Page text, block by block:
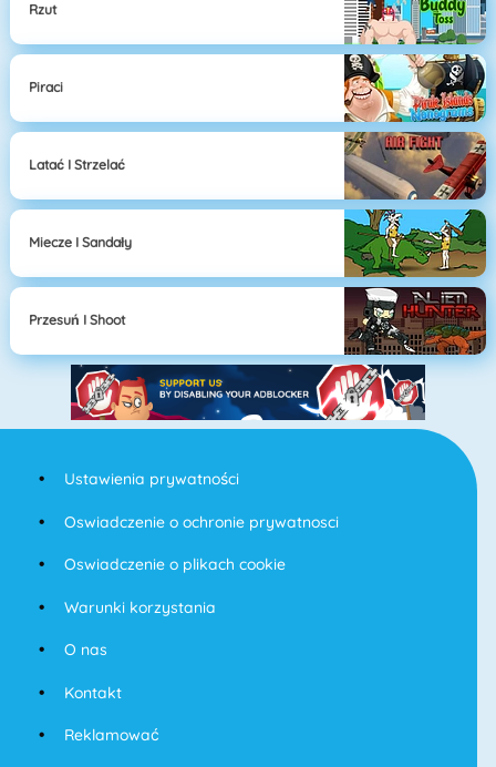
Rzut
Piraci
Latać I Strzelać
Miecze I Sandały
Przesuń I Shoot
Ustawienia prywatności
Oswiadczenie o ochronie prywatnosci
Oswiadczenie o plikach cookie
Warunki korzystania
O nas
Kontakt
Reklamować